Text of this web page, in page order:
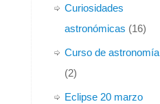
Curiosidades
astronómicas (16)
Curso de astronomía
(2)
Eclipse 20 marzo